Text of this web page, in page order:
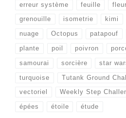
erreur système feuille fleur
grenouille isometrie kimi
nuage Octopus patapouf
plante poil poivron
samourai sorcière star
turquoise Tutank Ground
vectoriel Weekly Step
épées étoile étude